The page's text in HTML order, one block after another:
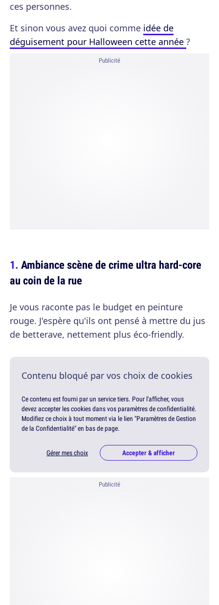
ces personnes.
Et sinon vous avez quoi comme idée de
déguisement pour Halloween cette année ?
Publicité
Ambiance scène de crime ultra hard-core
au coin de la rue
Je vous raconte pas le budget en peinture
rouge. J'espère qu'ils ont pensé à mettre du jus
de betterave, nettement plus éco-friendly.
Contenu bloqué par vos choix de cookies
Ce contenu est fourni par un service tiers. Pour l'afficher, vous
devez accepter les cookies dans vos paramètres de confidentialité.
Modifiez ce choix à tout moment via le lien "Paramètres de Gestion
de la Confidentialité" en bas de page.
Gérer mes choix Accepter & afficher
Publicité